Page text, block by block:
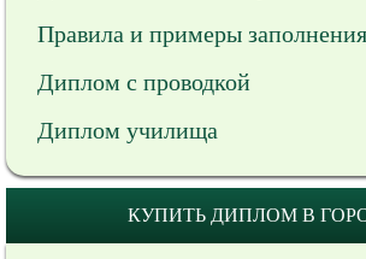
Правила и примеры
Диплом с проводкой
Диплом училища
КУПИТЬ ДИПЛОМ В